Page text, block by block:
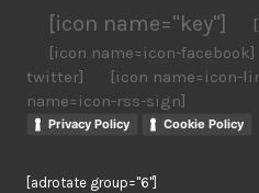
[icon name="key"]
[icon name=icon-facebook]
twitter]
[icon name=icon-
name=icon-rss-sign]
Privacy Policy Cookie Policy
[adrotate group="6"]